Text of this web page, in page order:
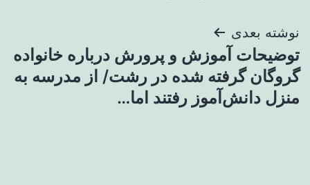
نوشته بعدی
توضیحات آموزش و پرورش درباره خانواده
گروگان گرفته شده در رشت/ از مدرسه به
منزل دانش‌آموز رفتند اما…